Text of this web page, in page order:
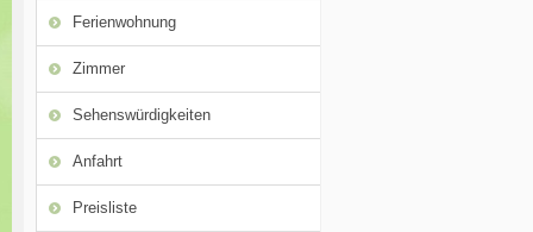
Ferienwohnung
Zimmer
Sehenswürdigkeiten
Anfahrt
Preisliste